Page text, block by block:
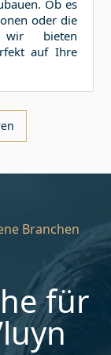
Ob es
oder die
bieten
auf Ihre
Branchen
für